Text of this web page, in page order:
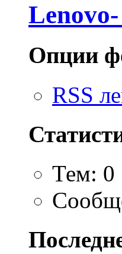
Опции
RSS
Тем: 0